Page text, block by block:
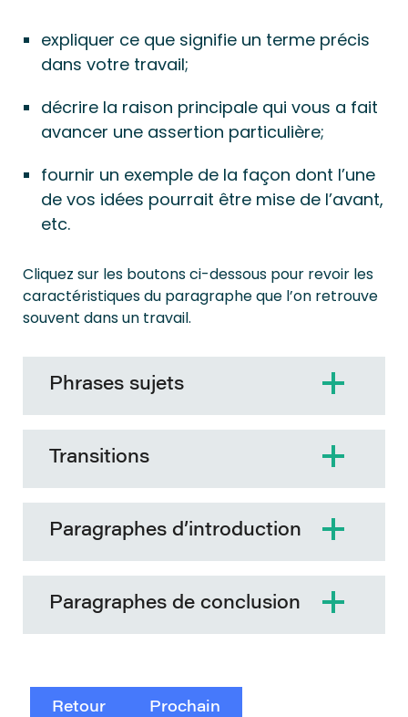
expliquer ce que signifie un terme précis
dans votre travail;
décrire la raison principale qui vous a fait
avancer une assertion particulière;
fournir un exemple de la façon dont l’une
de vos idées pourrait être mise de l’avant,
etc.
Cliquez sur les boutons ci-dessous pour revoir les
caractéristiques du paragraphe que l’on retrouve
souvent dans un travail.
Phrases sujets
Transitions
Paragraphes d’introduction
Paragraphes de conclusion
Retour Prochain